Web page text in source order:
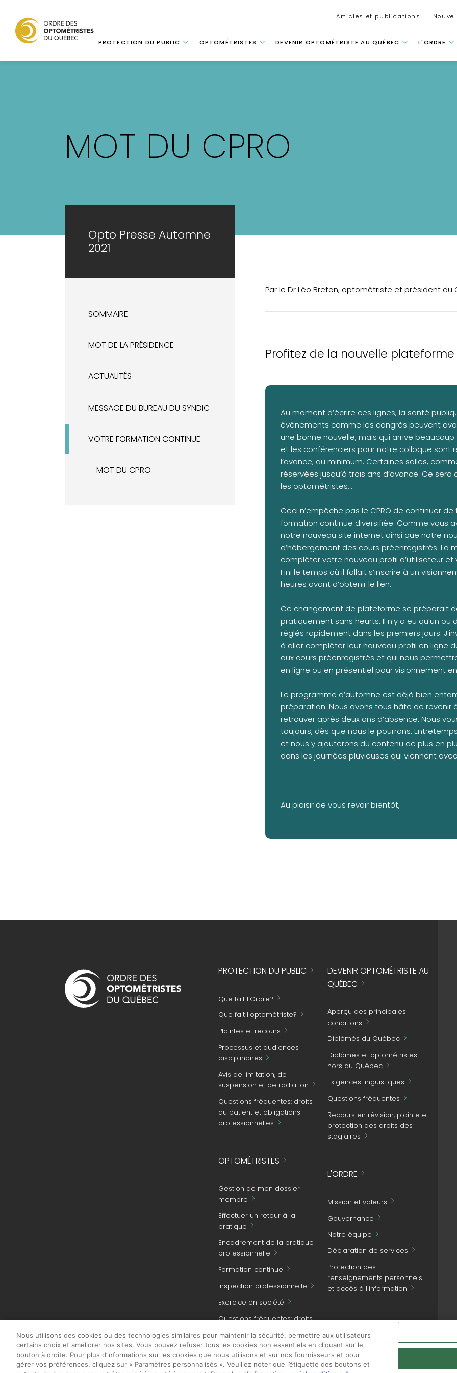
au
Articles et publications
Navigation principale
PROTECTION DU PUBLIC OPTOMÉTRISTES DEVENIR OPTOMÉTRISTE AU QUÉBEC L'ORDRE
MOT DU CPRO
Opto Presse Automne
2021
SOMMAIRE
MOT DE LA PRÉSIDENCE
ACTUALITÉS
MESSAGE DU BUREAU DU SYNDIC
VOTRE FORMATION CONTINUE
MOT DU CPRO
Par le Dr Léo Breton, optométriste et président du
Profitez de la nouvelle
Au moment d’écrire ces lignes, la santé
événements comme les congrès peuvent
une bonne nouvelle, mais qui arrive
et les conférenciers pour notre colloque sont
l’avance, au minimum. Certaines salles,
réservées jusqu’à trois ans d’avance. Ce
les optométristes…
Ceci n’empêche pas le CPRO de continuer
formation continue diversifiée. Comme vous
notre nouveau site internet ainsi que notre
d’hébergement des cours préenregistrés. La
compléter votre nouveau profil d’utilisateur
Fini le temps où il fallait s’inscrire à un
heures avant d’obtenir le lien.
Ce changement de plateforme se préparait
pratiquement sans heurts. Il n’y a eu qu’un
réglés rapidement dans les premiers jours.
à aller compléter leur nouveau profil en ligne
aux cours préenregistrés et qui nous
en ligne ou en présentiel pour visionnement
Le programme d’automne est déjà bien
préparation. Nous avons tous hâte de revenir
retrouver après deux ans d’absence. Nous
toujours, dès que nous le pourrons.
et nous y ajouterons du contenu de plus en
dans les journées pluvieuses qui viennent
Au plaisir de vous revoir bientôt,
Navigation
principale
PROTECTION DU PUBLIC
Que fait l'Ordre?
Que fait l'optométriste?
Plaintes et recours
Processus et audiences
disciplinaires
Avis de limitation, de
suspension et de radiation
Questions fréquentes: droits
du patient et obligations
professionnelles
OPTOMÉTRISTES
Gestion de mon dossier
membre
Effectuer un retour à la
pratique
Encadrement de la pratique
professionnelle
Formation continue
Inspection professionnelle
Exercice en société
Questions fréquentes: droits
professionnelles
DEVENIR OPTOMÉTRISTE AU
QUÉBEC
Aperçu des principales
conditions
Diplômés du Québec
Diplômés et optométristes
hors du Québec
Exigences linguistiques
Questions fréquentes
Recours en révision, plainte et
protection des droits des
stagiaires
L'ORDRE
Mission et valeurs
Gouvernance
Notre équipe
Déclaration de services
Protection des
renseignements personnels
et accès à l'information
Nous utilisons des cookies ou des technologies similaires pour maintenir la sécurité, permettre aux utilisateurs
certains choix et améliorer nos sites. Vous pouvez refuser tous les cookies non essentiels en cliquant sur le
bouton à droite. Pour plus d’informations sur les cookies que nous utilisons et sur nos fournisseurs et pour
gérer vos préférences, cliquez sur « Paramètres personnalisés ». Veuillez noter que l’étiquette des boutons et